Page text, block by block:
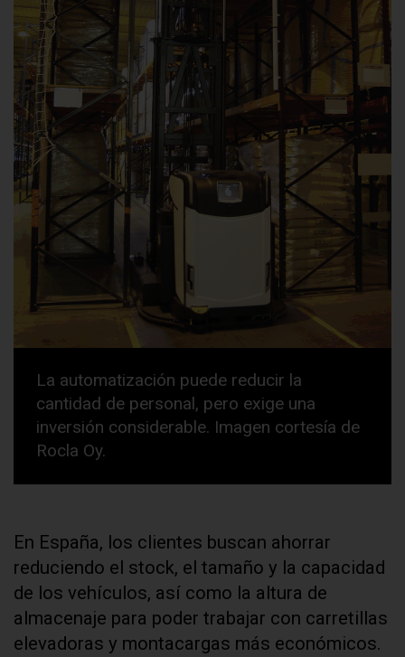
La automatización puede reducir la
cantidad de personal, pero exige una
inversión considerable. Imagen cortesía de
Rocla Oy.
En España, los clientes buscan ahorrar
reduciendo el stock, el tamaño y la capacidad
de los vehículos, así como la altura de
almacenaje para poder trabajar con carretillas
elevadoras y montacargas más económicos.